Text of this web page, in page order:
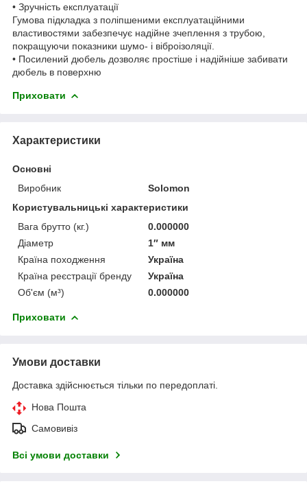
• Зручність експлуатації
Гумова підкладка з поліпшеними експлуатаційними
властивостями забезпечує надійне зчеплення з трубою,
покращуючи показники шумо- і віброізоляції.
• Посилений дюбель дозволяє простіше і надійніше забивати
дюбель в поверхню
Приховати
Характеристики
Основні
Виробник
Solomon
Користувальницькі характеристики
Вага брутто (кг.)
0.000000
Діаметр
1″ мм
Країна походження
Україна
Країна реєстрації бренду
Україна
Об'єм (м³)
0.000000
Приховати
Умови доставки
Доставка здійснюється тільки по передоплаті.
Нова Пошта
Самовивіз
Всі умови доставки